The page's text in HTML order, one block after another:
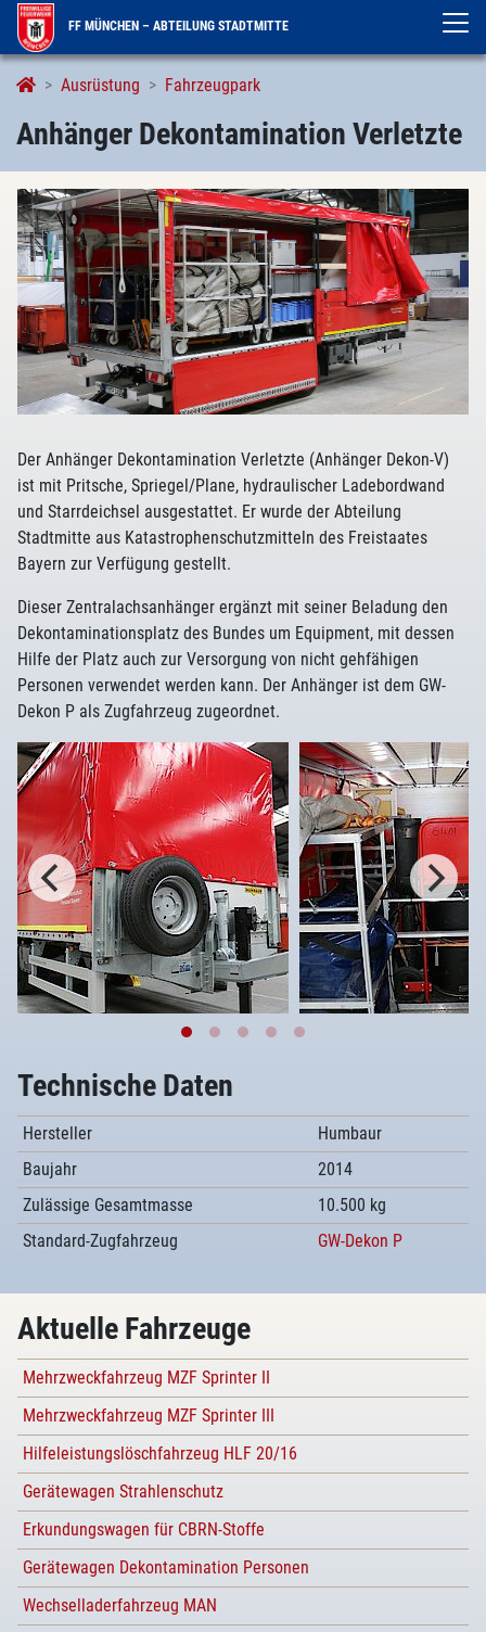
FF MÜNCHEN – ABTEILUNG STADTMITTE
Ausrüstung Fahrzeugpark
Anhänger Dekontamination Verletzte
Anhänger Dekontamination Verletzte
Der Anhänger Dekontamination Verletzte (Anhänger Dekon-V)
ist mit Pritsche, Spriegel/Plane, hydraulischer Ladebordwand
und Starrdeichsel ausgestattet. Er wurde der Abteilung
Stadtmitte aus Katastrophenschutzmitteln des Freistaates
Bayern zur Verfügung gestellt.
Dieser Zentralachsanhänger ergänzt mit seiner Beladung den
Dekontaminationsplatz des Bundes um Equipment, mit dessen
Hilfe der Platz auch zur Versorgung von nicht gehfähigen
Personen verwendet werden kann. Der Anhänger ist dem GW-
Dekon P als Zugfahrzeug zugeordnet.
Technische Daten
Hersteller
Humbaur
Baujahr
2014
Zulässige Gesamtmasse
10.500 kg
Standard-Zugfahrzeug
GW-Dekon P
Aktuelle Fahrzeuge
Mehrzweckfahrzeug MZF Sprinter II
Mehrzweckfahrzeug MZF Sprinter III
Hilfeleistungslöschfahrzeug HLF 20/16
Gerätewagen Strahlenschutz
Erkundungswagen für CBRN-Stoffe
Gerätewagen Dekontamination Personen
Wechselladerfahrzeug MAN